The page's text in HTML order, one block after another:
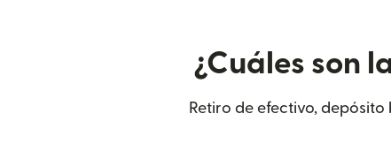
¿Cuáles son
Retiro de efectivo,